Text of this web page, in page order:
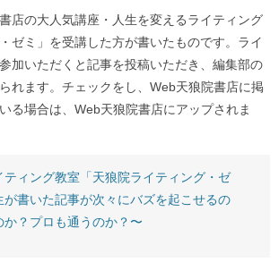
店の大人気講座・人生を変えるライティング
ゼミ」を受講した方が書いたものです。ライ
加いただくと記事を投稿いただき、編集部の
れます。チェックをし、Web天狼院書店に掲
る場合は、Web天狼院書店にアップされま
ティング教室「天狼院ライティング・ゼ
が書いた記事が次々にバズを起こせるの
？プロも通うのか？〜